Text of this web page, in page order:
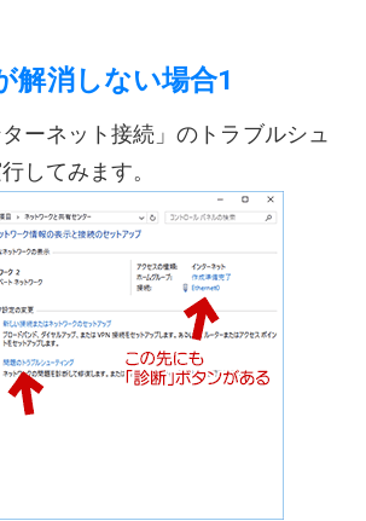
解消しない場合1
ーネット接続」のトラブルシュ
してみます。